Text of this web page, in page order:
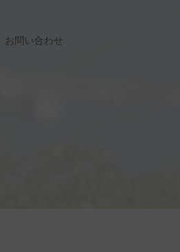
お問い合わせ